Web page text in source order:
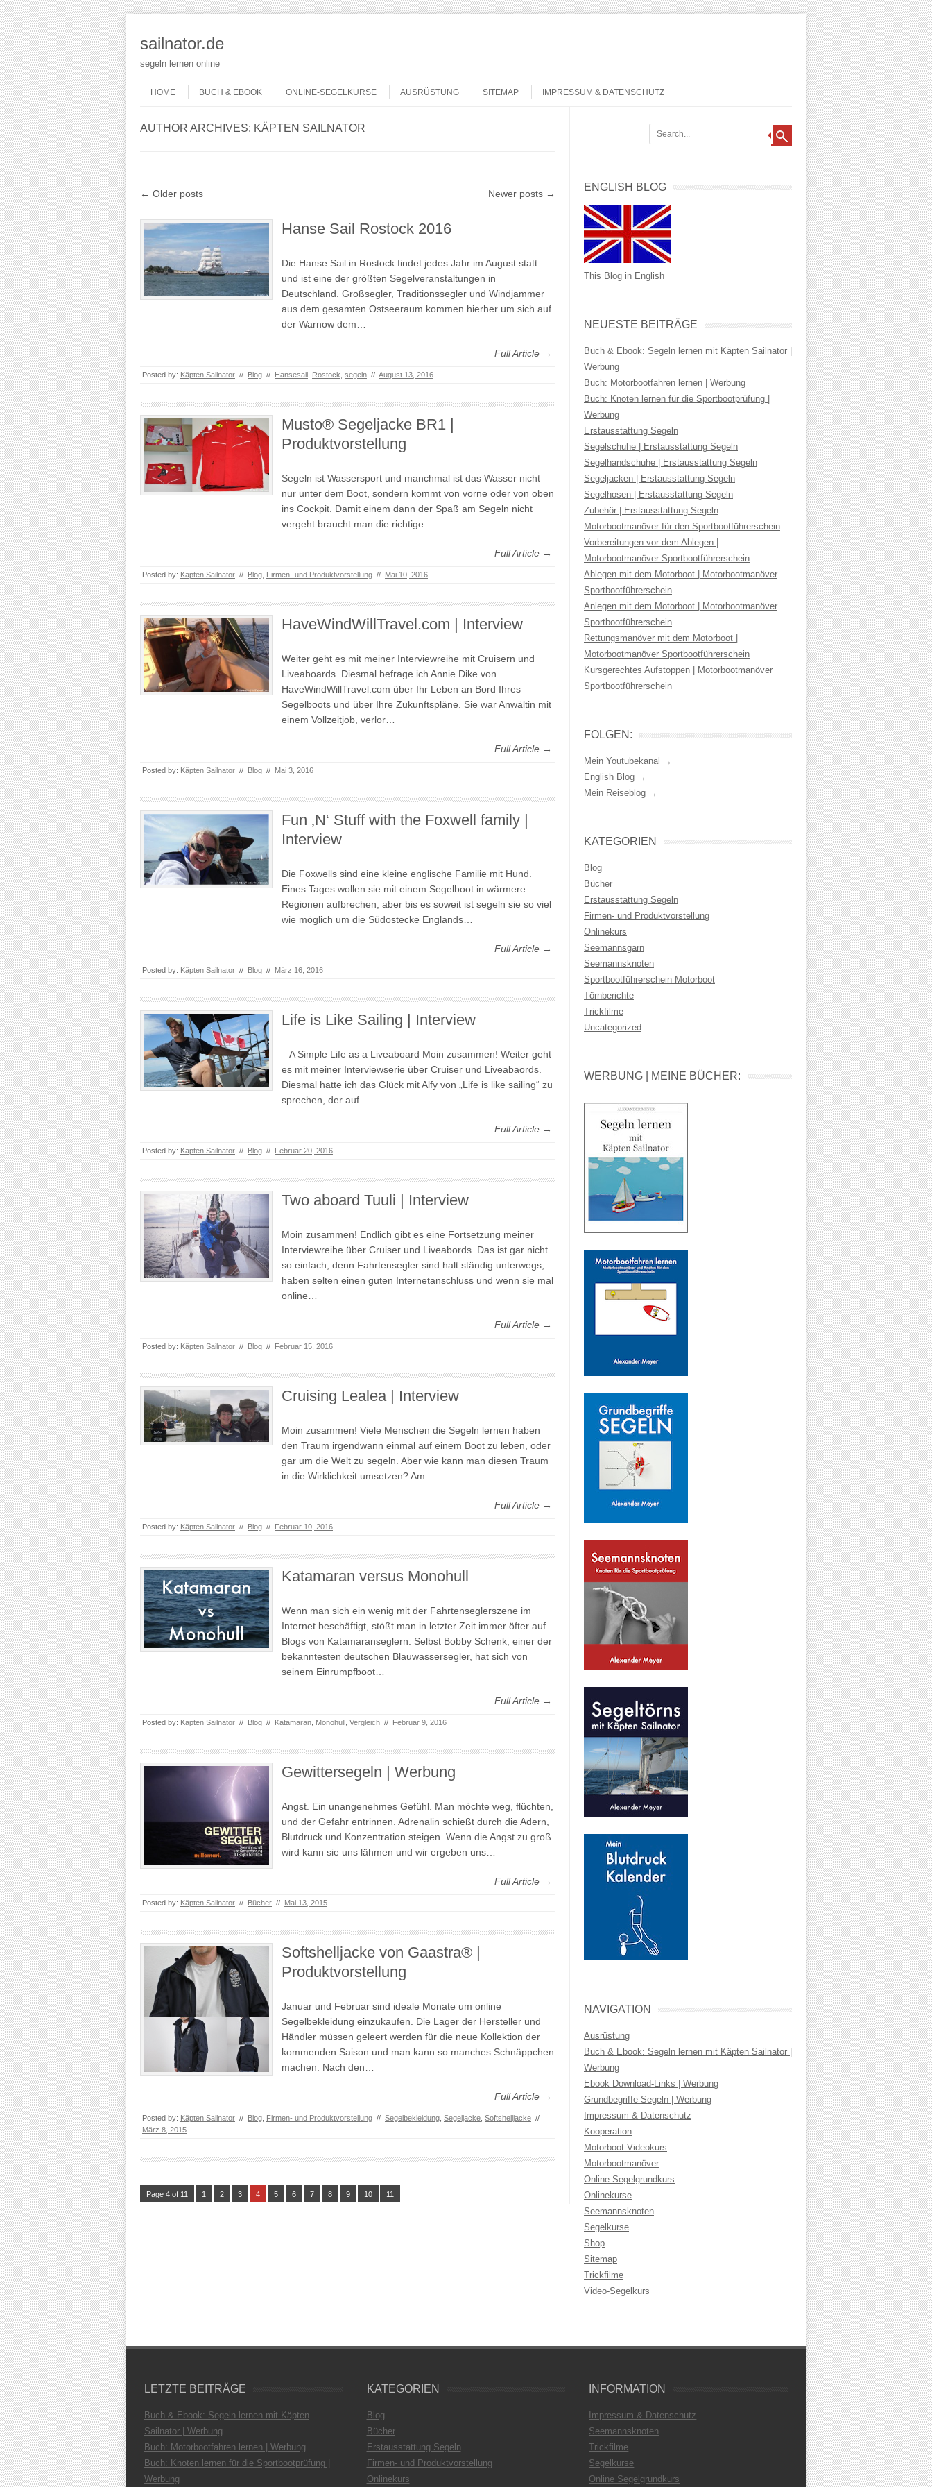
sailnator.de
segeln lernen online
Menu
HOME
BUCH & EBOOK ONLINE-SEGELKURSE AUSRÜSTUNG SITEMAP IMPRESSUM & DATENSCHUTZ
AUTHOR ARCHIVES: KÄPTEN SAILNATOR
Post navigation
← Older posts Newer posts →
Hanse Sail Rostock 2016
Die Hanse Sail in Rostock findet jedes Jahr im August statt
und ist eine der größten Segelveranstaltungen in
Deutschland. Großsegler, Traditionssegler und Windjammer
aus dem gesamten Ostseeraum kommen hierher um sich auf
der Warnow dem…
Full Article →
Posted by: Käpten Sailnator // Blog // Hansesail Rostock segeln // August 13, 2016
Musto® Segeljacke BR1 |
Produktvorstellung
Segeln ist Wassersport und manchmal ist das Wasser nicht
nur unter dem Boot, sondern kommt von vorne oder von oben
ins Cockpit. Damit einem dann der Spaß am Segeln nicht
vergeht braucht man die richtige…
Full Article →
Posted by: Käpten Sailnator // Blog Firmen- und Produktvorstellung // Mai 10, 2016
HaveWindWillTravel.com | Interview
Weiter geht es mit meiner Interviewreihe mit Cruisern und
Liveaboards. Diesmal befrage ich Annie Dike von
HaveWindWillTravel.com über Ihr Leben an Bord Ihres
Segelboots und über Ihre Zukunftspläne. Sie war Anwältin mit
einem Vollzeitjob, verlor…
Full Article →
Posted by: Käpten Sailnator // Blog // Mai 3, 2016
Fun ‚N‘ Stuff with the Foxwell family |
Interview
Die Foxwells sind eine kleine englische Familie mit Hund.
Eines Tages wollen sie mit einem Segelboot in wärmere
Regionen aufbrechen, aber bis es soweit ist segeln sie so viel
wie möglich um die Südostecke Englands…
Full Article →
Posted by: Käpten Sailnator // Blog // März 16, 2016
Life is Like Sailing | Interview
– A Simple Life as a Liveaboard Moin zusammen! Weiter geht
es mit meiner Interviewserie über Cruiser und Liveabaords.
Diesmal hatte ich das Glück mit Alfy von „Life is like sailing“ zu
sprechen, der auf…
Full Article →
Posted by: Käpten Sailnator // Blog // Februar 20, 2016
Two aboard Tuuli | Interview
Moin zusammen! Endlich gibt es eine Fortsetzung meiner
Interviewreihe über Cruiser und Liveabords. Das ist gar nicht
so einfach, denn Fahrtensegler sind halt ständig unterwegs,
haben selten einen guten Internetanschluss und wenn sie mal
online…
Full Article →
Posted by: Käpten Sailnator // Blog // Februar 15, 2016
Cruising Lealea | Interview
Moin zusammen! Viele Menschen die Segeln lernen haben
den Traum irgendwann einmal auf einem Boot zu leben, oder
gar um die Welt zu segeln. Aber wie kann man diesen Traum
in die Wirklichkeit umsetzen? Am…
Full Article →
Posted by: Käpten Sailnator // Blog // Februar 10, 2016
Katamaran versus Monohull
Wenn man sich ein wenig mit der Fahrtenseglerszene im
Internet beschäftigt, stößt man in letzter Zeit immer öfter auf
Blogs von Katamaranseglern. Selbst Bobby Schenk, einer der
bekanntesten deutschen Blauwassersegler, hat sich von
seinem Einrumpfboot…
Full Article →
Posted by: Käpten Sailnator // Blog // Katamaran Monohull Vergleich // Februar 9, 2016
Gewittersegeln | Werbung
Angst. Ein unangenehmes Gefühl. Man möchte weg, flüchten,
und der Gefahr entrinnen. Adrenalin schießt durch die Adern,
Blutdruck und Konzentration steigen. Wenn die Angst zu groß
wird kann sie uns lähmen und wir ergeben uns…
Full Article →
Posted by: Käpten Sailnator // Bücher // Mai 13, 2015
Softshelljacke von Gaastra® |
Produktvorstellung
Januar und Februar sind ideale Monate um online
Segelbekleidung einzukaufen. Die Lager der Hersteller und
Händler müssen geleert werden für die neue Kollektion der
kommenden Saison und man kann so manches Schnäppchen
machen. Nach den…
Full Article →
Posted by: Käpten Sailnator // Blog Firmen- und Produktvorstellung // Segelbekleidung Segeljacke Softshelljacke //
März 8, 2015
Page 4 of 11 1 2 3 4 5 6 7 8 9 10 11
ENGLISH BLOG
This Blog in English
NEUESTE BEITRÄGE
Buch & Ebook: Segeln lernen mit Käpten Sailnator |
Werbung
Buch: Motorbootfahren lernen | Werbung
Buch: Knoten lernen für die Sportbootprüfung |
Werbung
Erstausstattung Segeln
Segelschuhe | Erstausstattung Segeln
Segelhandschuhe | Erstausstattung Segeln
Segeljacken | Erstausstattung Segeln
Segelhosen | Erstausstattung Segeln
Zubehör | Erstausstattung Segeln
Motorbootmanöver für den Sportbootführerschein
Vorbereitungen vor dem Ablegen |
Motorbootmanöver Sportbootführerschein
Ablegen mit dem Motorboot | Motorbootmanöver
Sportbootführerschein
Anlegen mit dem Motorboot | Motorbootmanöver
Sportbootführerschein
Rettungsmanöver mit dem Motorboot |
Motorbootmanöver Sportbootführerschein
Kursgerechtes Aufstoppen | Motorbootmanöver
Sportbootführerschein
FOLGEN:
Mein Youtubekanal →
English Blog →
Mein Reiseblog →
KATEGORIEN
Blog
Bücher
Erstausstattung Segeln
Firmen- und Produktvorstellung
Onlinekurs
Seemannsgarn
Seemannsknoten
Sportbootführerschein Motorboot
Törnberichte
Trickfilme
Uncategorized
WERBUNG | MEINE BÜCHER:
NAVIGATION
Ausrüstung
Buch & Ebook: Segeln lernen mit Käpten Sailnator |
Werbung
Ebook Download-Links | Werbung
Grundbegriffe Segeln | Werbung
Impressum & Datenschutz
Kooperation
Motorboot Videokurs
Motorbootmanöver
Online Segelgrundkurs
Onlinekurse
Seemannsknoten
Segelkurse
Shop
Sitemap
Trickfilme
Video-Segelkurs
LETZTE BEITRÄGE
Buch & Ebook: Segeln lernen mit Käpten
Sailnator | Werbung
Buch: Motorbootfahren lernen | Werbung
Buch: Knoten lernen für die Sportbootprüfung |
Werbung
KATEGORIEN
Blog
Bücher
Erstausstattung Segeln
Firmen- und Produktvorstellung
Onlinekurs
INFORMATION
Impressum & Datenschutz
Seemannsknoten
Trickfilme
Segelkurse
Online Segelgrundkurs